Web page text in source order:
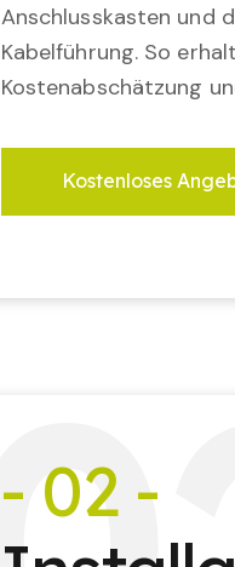
Anschlusskasten und
Kabelführung. So
Kostenabschätzung
Kostenloses
- 02 -